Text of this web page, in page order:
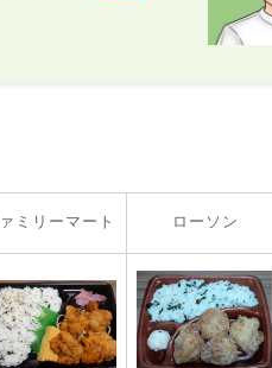
ミリーマート ローソン